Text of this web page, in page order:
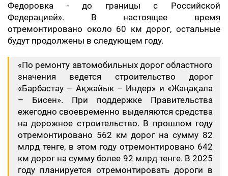
Федоровка - до границы с Российской
Федерацией». В настоящее время
отремонтировано около 60 км дорог, остальные
будут продолжены в следующем году.
«По ремонту автомобильных дорог областного
значения ведется строительство дорог
«Барбастау – Ақжайык – Индер» и «Жаңақала
– Бисен». При поддержке Правительства
ежегодно своевременно выделяются средства
на дорожное строительство. В прошлом году
отремонтировано 562 км дорог на сумму 82
млрд тенге, в этом году отремонтировано 642
км дорог на сумму более 92 млрд тенге. В 2025
году планируется отремонтировать дороги в